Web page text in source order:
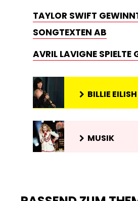
TAYLOR SWIFT
SONGTEXTEN AB
AVRIL LAVIGNE SPIELTE
BILLIE EILISH
MUSIK